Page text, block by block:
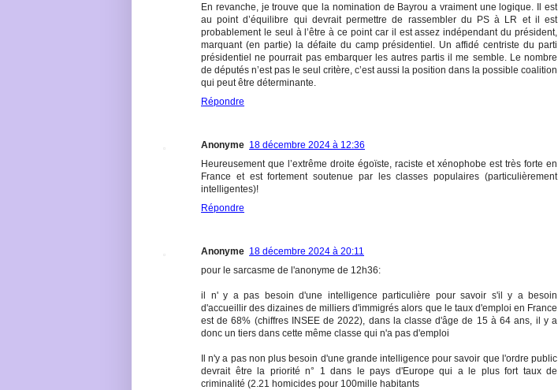
En revanche, je trouve que la nomination de Bayrou a vraiment une logique. Il est
au point d’équilibre qui devrait permettre de rassembler du PS à LR et il est
probablement le seul à l’être à ce point car il est assez indépendant du président,
marquant (en partie) la défaite du camp présidentiel. Un affidé centriste du parti
présidentiel ne pourrait pas embarquer les autres partis il me semble. Le nombre
de députés n’est pas le seul critère, c’est aussi la position dans la possible coalition
qui peut être déterminante.
Répondre
Anonyme 18 décembre 2024 à 12:36
Heureusement que l’extrême droite égoïste, raciste et xénophobe est très forte en
France et est fortement soutenue par les classes populaires (particulièrement
intelligentes)!
Répondre
Anonyme 18 décembre 2024 à 20:11
pour le sarcasme de l'anonyme de 12h36:
il n' y a pas besoin d'une intelligence particulière pour savoir s'il y a besoin
d'accueillir des dizaines de milliers d'immigrés alors que le taux d'emploi en France
est de 68% (chiffres INSEE de 2022), dans la classe d'âge de 15 à 64 ans, il y a
donc un tiers dans cette même classe qui n'a pas d'emploi
Il n'y a pas non plus besoin d'une grande intelligence pour savoir que l'ordre public
devrait être la priorité n° 1 dans le pays d'Europe qui a le plus fort taux de
criminalité (2.21 homicides pour 100mille habitants